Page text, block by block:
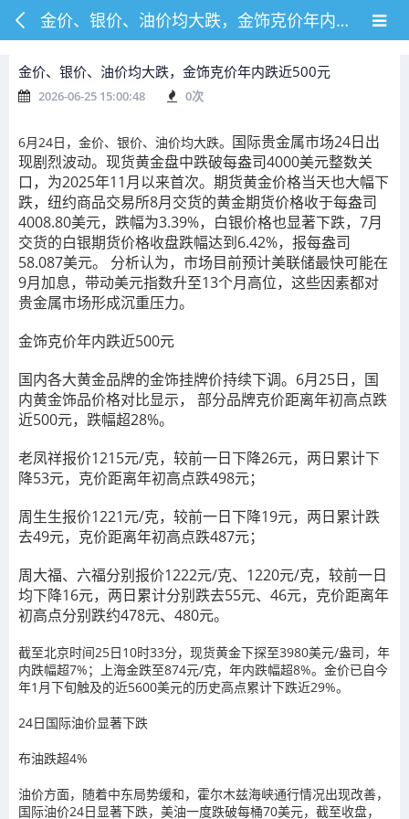
金价、银价、油价均大跌，金饰克价年内跌近500元
金价、银价、油价均大跌，金饰克价年内跌近500元
2026-06-25 15:00:48 0次
6月24日，金价、银价、油价均大跌。 国际贵金属市场24日出
现剧烈波动。现货黄金盘中跌破每盎司4000美元整数关
口，为2025年11月以来首次。期货黄金价格当天也大幅下
跌，纽约商品交易所8月交货的黄金期货价格收于每盎司
4008.80美元，跌幅为3.39%，白银价格也显著下跌，7月
交货的白银期货价格收盘跌幅达到6.42%，报每盎司
58.087美元。 分析认为，市场目前预计美联储最快可能在
9月加息，带动美元指数升至13个月高位，这些因素都对
贵金属市场形成沉重压力。
金饰克价年内跌近500元
国内各大黄金品牌的金饰挂牌价持续下调。6月25日，国
内黄金饰品价格对比显示， 部分品牌克价距离年初高点跌
近500元，跌幅超28%。
老凤祥报价1215元/克，较前一日下降26元，两日累计下
降53元，克价距离年初高点跌498元；
周生生报价1221元/克，较前一日下降19元，两日累计跌
去49元，克价距离年初高点跌487元；
周大福、六福分别报价1222元/克、1220元/克，较前一日
均下降16元，两日累计分别跌去55元、46元，克价距离年
初高点分别跌约478元、480元。
截至北京时间25日10时33分，现货黄金下探至3980美元/盎司，年
内跌幅超7%；上海金跌至874元/克，年内跌幅超8%。金价已自今
年1月下旬触及的近5600美元的历史高点累计下跌近29%。
24日国际油价显著下跌
布油跌超4%
油价方面，随着中东局势缓和，霍尔木兹海峡通行情况出现改善，
国际油价24日显著下跌，美油一度跌破每桶70美元，截至收盘，